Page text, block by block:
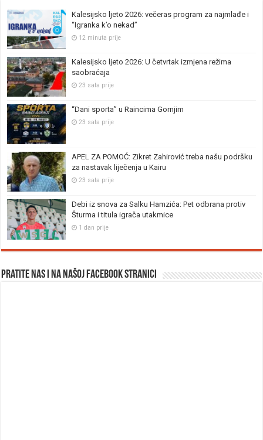
Kalesijsko ljeto 2026: večeras program za najmlađe i
“Igranka k’o nekad”
12 minuta prije
Kalesijsko ljeto 2026: U četvrtak izmjena režima
saobraćaja
23 sata prije
“Dani sporta” u Raincima Gornjim
23 sata prije
APEL ZA POMOĆ: Zikret Zahirović treba našu podršku
za nastavak liječenja u Kairu
23 sata prije
Debi iz snova za Salku Hamzića: Pet odbrana protiv
Šturma i titula igrača utakmice
1 dan prije
Pratite nas i na našoj facebook stranici